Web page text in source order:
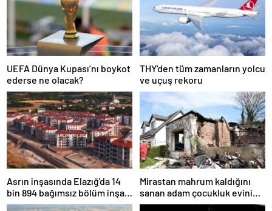
UEFA Dünya Kupası’nı boykot
ederse ne olacak?
THY'den tüm zamanların yolcu
ve uçuş rekoru
Asrın inşasında Elazığ'da 14
bin 894 bağımsız bölüm inşa
edildi
Mirastan mahrum kaldığını
sanan adam çocukluk evini
havaya uçurdu